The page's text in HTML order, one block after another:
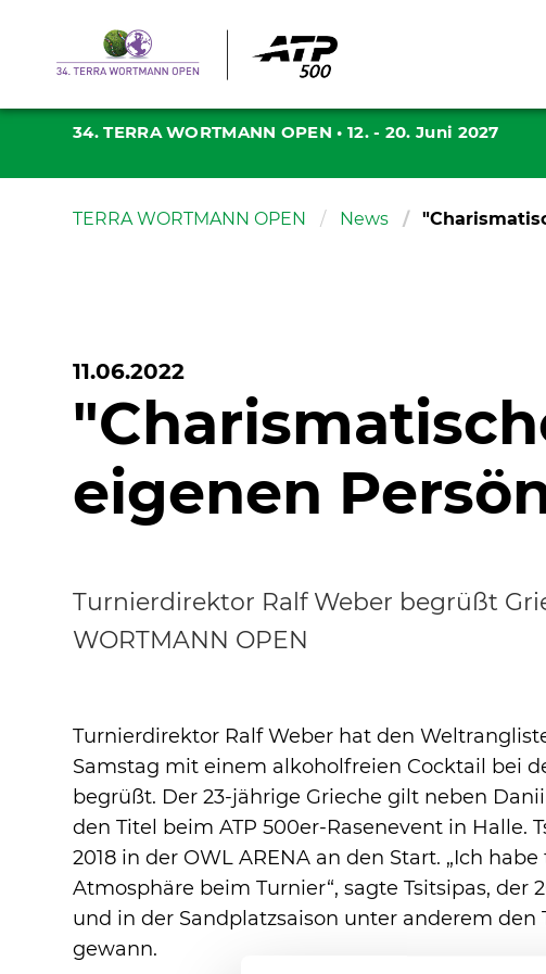
34. TERRA WORTMANN OPEN• 12. - 20. Juni 2027
TERRA WORTMANN OPEN News
11.06.2022
eigenen
Turnierdirektor Ralf Weber begrüßt
WORTMANN OPEN
Turnierdirektor Ralf Weber hat den
Samstag mit einem alkoholfreien Cocktail bei
begrüßt. Der 23-jährige Grieche gilt neben
den Titel beim ATP 500er-Rasenevent in Halle.
2018 in der OWL ARENA an den Start. „Ich
Atmosphäre beim Turnier“, sagte Tsitsipas, der
und in der Sandplatzsaison unter anderem den
gewann.